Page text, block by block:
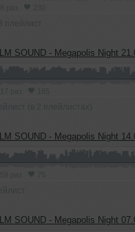
LM SOUND - Megapolis Night
LM SOUND - Megapolis Night
LM SOUND - Megapolis Night